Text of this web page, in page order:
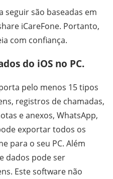
seguir são baseadas em
iCareFone. Portanto,
com confiança.
do iOS no PC.
pelo menos 15 tipos
registros de chamadas,
e anexos, WhatsApp,
exportar todos os
para o seu PC. Além
dados pode ser
Este software não